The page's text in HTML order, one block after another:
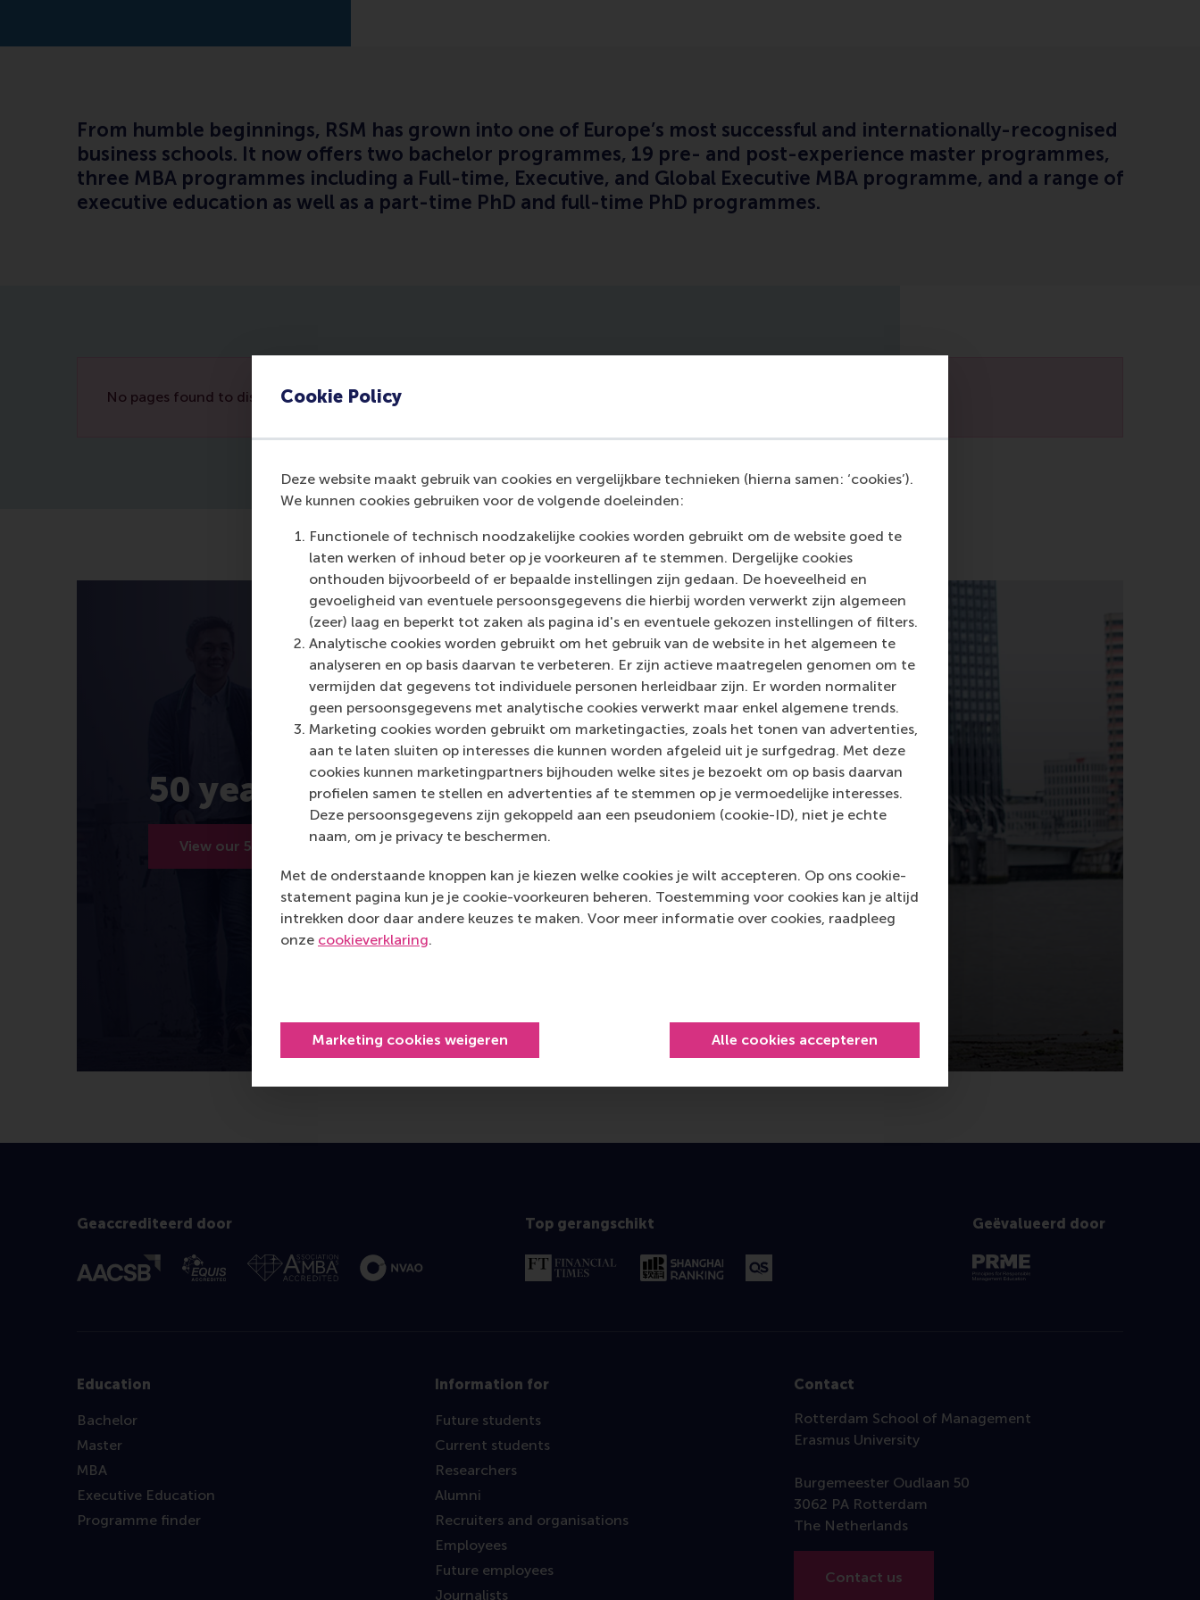
Cookie Policy
Deze website maakt gebruik van cookies en vergelijkbare technieken (hierna samen: ‘cookies’).
We kunnen cookies gebruiken voor de volgende doeleinden:
Functionele of technisch noodzakelijke cookies worden gebruikt om de website goed te
laten werken of inhoud beter op je voorkeuren af te stemmen. Dergelijke cookies
onthouden bijvoorbeeld of er bepaalde instellingen zijn gedaan. De hoeveelheid en
gevoeligheid van eventuele persoonsgegevens die hierbij worden verwerkt zijn algemeen
(zeer) laag en beperkt tot zaken als pagina id's en eventuele gekozen instellingen of filters.
Analytische cookies worden gebruikt om het gebruik van de website in het algemeen te
analyseren en op basis daarvan te verbeteren. Er zijn actieve maatregelen genomen om te
vermijden dat gegevens tot individuele personen herleidbaar zijn. Er worden normaliter
geen persoonsgegevens met analytische cookies verwerkt maar enkel algemene trends.
Marketing cookies worden gebruikt om marketingacties, zoals het tonen van advertenties,
aan te laten sluiten op interesses die kunnen worden afgeleid uit je surfgedrag. Met deze
cookies kunnen marketingpartners bijhouden welke sites je bezoekt om op basis daarvan
profielen samen te stellen en advertenties af te stemmen op je vermoedelijke interesses.
Deze persoonsgegevens zijn gekoppeld aan een pseudoniem (cookie-ID), niet je echte
naam, om je privacy te beschermen.
Met de onderstaande knoppen kan je kiezen welke cookies je wilt accepteren. Op ons cookie-
statement pagina kun je je cookie-voorkeuren beheren. Toestemming voor cookies kan je altijd
intrekken door daar andere keuzes te maken. Voor meer informatie over cookies, raadpleeg
onze cookieverklaring.
Marketing cookies weigeren Alle cookies accepteren
From humble beginnings, RSM has grown into one of Europe’s most successful and internationally-recognised
business schools. It now offers two bachelor programmes, 19 pre- and post-experience master programmes,
three MBA programmes including a Full-time, Executive, and Global Executive MBA programme, and a range of
executive education as well as a part-time PhD and full-time PhD programmes.
No pages found to display.
50 years of RSM
View our 50 years
Geaccrediteerd door Top gerangschikt Geëvalueerd door
Education
Bachelor
Master
MBA
Executive Education
Programme finder
Information for
Future students
Current students
Researchers
Alumni
Recruiters and organisations
Employees
Future employees
Journalists
Contact
Rotterdam School of Management
Erasmus University
Burgemeester Oudlaan 50
3062 PA Rotterdam
The Netherlands
Contact us